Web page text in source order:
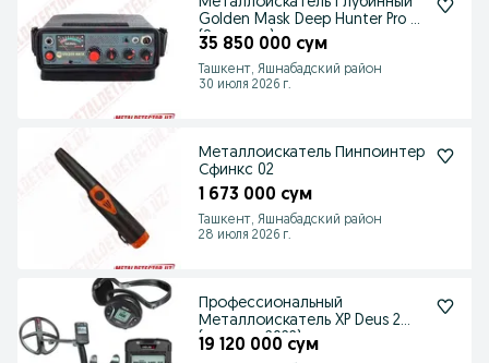
Golden Mask Deep Hunter Pro 7
(8 метров)
35 850 000 сум
Ташкент, Яшнабадский район
30 июля 2026 г.
Металлоискатель Пинпоинтер
Сфинкс 02
1 673 000 сум
Ташкент, Яшнабадский район
28 июля 2026 г.
Профессиональный
Металлоискатель XP Deus 2
(новинка 2022)
19 120 000 сум